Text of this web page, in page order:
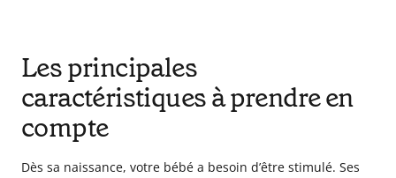
Les principales
caractéristiques à prendre en
compte
Dès sa naissance, votre bébé a besoin d’être stimulé. Ses